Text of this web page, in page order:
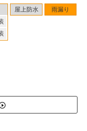
屋上防水 雨漏り